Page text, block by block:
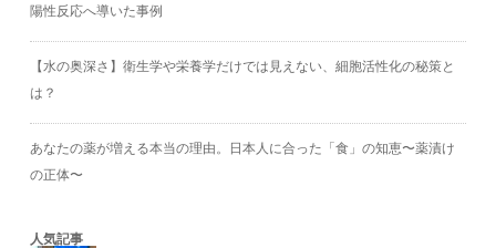
陽性反応へ導いた事例
【水の奥深さ】衛生学や栄養学だけでは見えない、細胞活性化の秘策と
は？
あなたの薬が増える本当の理由。日本人に合った「食」の知恵〜薬漬け
の正体〜
人気記事